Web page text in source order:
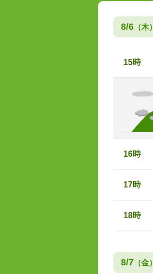
8/6 （木）
15時
16時
17時
18時
8/7 （金）